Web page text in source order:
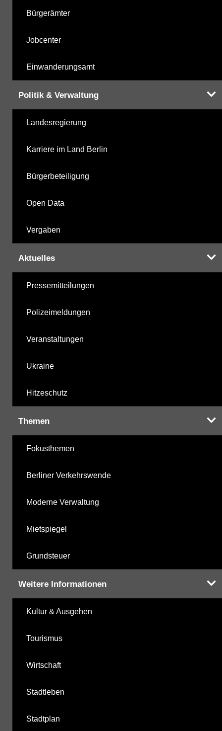
Bürgerämter
Jobcenter
Einwanderungsamt
Politik & Verwaltung
Landesregierung
Karriere im Land Berlin
Bürgerbeteiligung
Open Data
Vergaben
Aktuelles
Pressemitteilungen
Polizeimeldungen
Veranstaltungen
Ukraine
Hitzeschutz
Themen
Fokusthemen
Berliner Verkehrswende
Moderne Verwaltung
Mietspiegel
Grundsteuer
Weitere Informationen
Kultur & Ausgehen
Tourismus
Wirtschaft
Stadtleben
Stadtplan